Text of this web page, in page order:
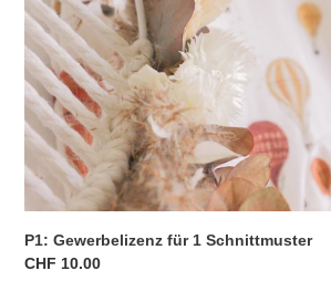
P1: Gewerbelizenz für 1 Schnittmuster
Normaler
CHF 10.00